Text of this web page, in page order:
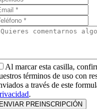
Al marcar esta casilla,
términos de uso con
a través de este
.
PREINSCRIPCIÓN